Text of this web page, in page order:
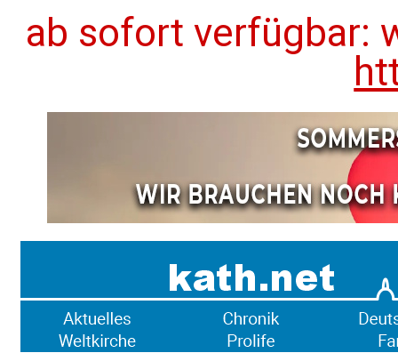
ab sofort verfügbar: